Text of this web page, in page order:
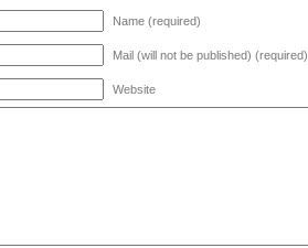
Name (required)
Mail (will not be published) (required)
Website